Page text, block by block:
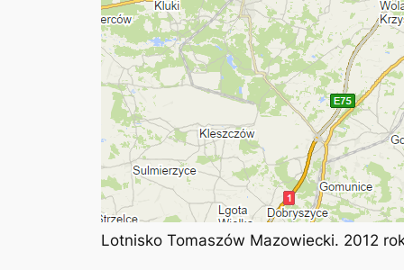
Lotnisko Tomaszów Mazowiecki. 2012